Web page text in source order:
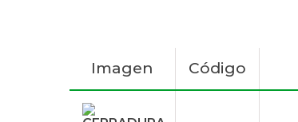
Imagen Código